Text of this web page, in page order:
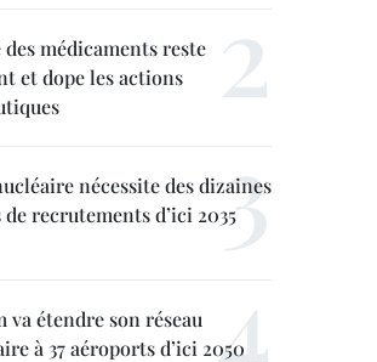
médicaments reste
et dope les actions
nécessite des dizaines
recrutements d’ici 2035
va étendre son réseau
à 37 aéroports d’ici 2050